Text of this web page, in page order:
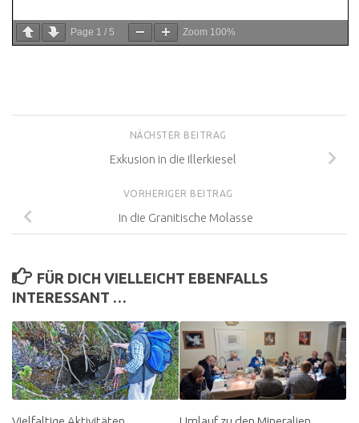
Page 1 / 5 Zoom 100%
NÄCHSTER BEITRAG
Exkusion in die Illerkiesel
VORHERIGER BEITRAG
In die Granitische Molasse
FÜR DICH VIELLEICHT EBENFALLS
INTERESSANT …